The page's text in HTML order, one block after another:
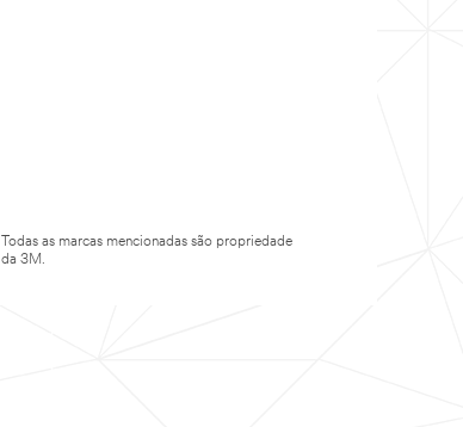
Todas as marcas mencionadas são propriedade
da 3M.